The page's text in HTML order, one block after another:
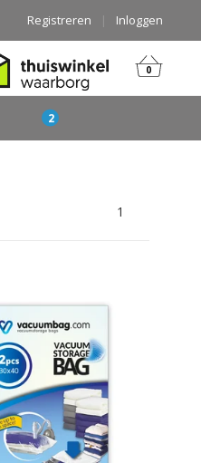
Inloggen
|
Registreren
0
1